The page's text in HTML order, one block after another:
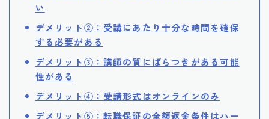
い
デメリット②：受講にあたり十分な時間を確保
する必要がある
デメリット③：講師の質にばらつきがある可能
性がある
デメリット④：受講形式はオンラインのみ
デメリット⑤：転職保証の全額返金条件はハー